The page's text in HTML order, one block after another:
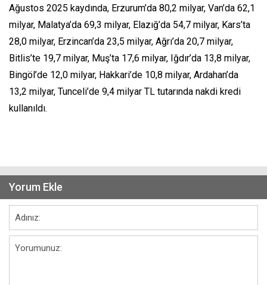
Ağustos 2025 kaydında, Erzurum’da 80,2 milyar, Van’da 62,1
milyar, Malatya’da 69,3 milyar, Elazığ’da 54,7 milyar, Kars’ta
28,0 milyar, Erzincan’da 23,5 milyar, Ağrı’da 20,7 milyar,
Bitlis’te 19,7 milyar, Muş’ta 17,6 milyar, Iğdır’da 13,8 milyar,
Bingöl’de 12,0 milyar, Hakkari’de 10,8 milyar, Ardahan’da
13,2 milyar, Tunceli’de 9,4 milyar TL tutarında nakdi kredi
kullanıldı.
Yorum Ekle